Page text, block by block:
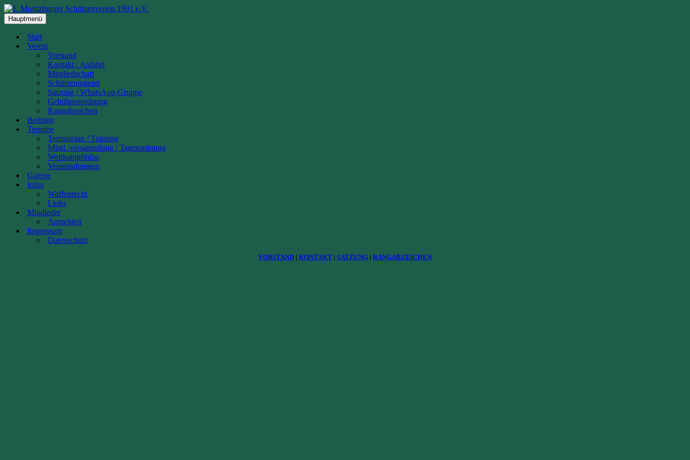
Zum
Inhalt
springen
Hauptmenü
Start
Verein
Vorstand
Kontakt / Anfahrt
Mitgliedschaft
Schützenjugend
Satzung / WhatsApp-Gruppe
Gebührenordnung
Rangabzeichen
Beiträge
Termine
Terminplan / Training
Mitgl.-versammlung / Tagesordnung
Wettkampfinfos
Veranstaltungen
Galerie
Infos
Waffenrecht
Links
Mitglieder
Anmelden
Impressum
Datenschutz
VORSTAND | KONTAKT | SATZUNG | RANGABZEICHEN